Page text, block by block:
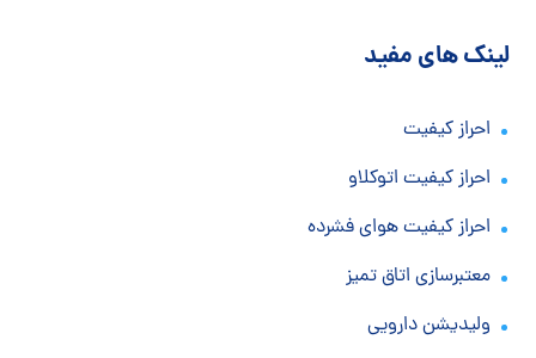
لینک های مفید
احراز کیفیت
احراز کیفیت اتوکلاو
احراز کیفیت هوای فشرده
معتبرسازی اتاق تمیز
ولیدیشن دارویی